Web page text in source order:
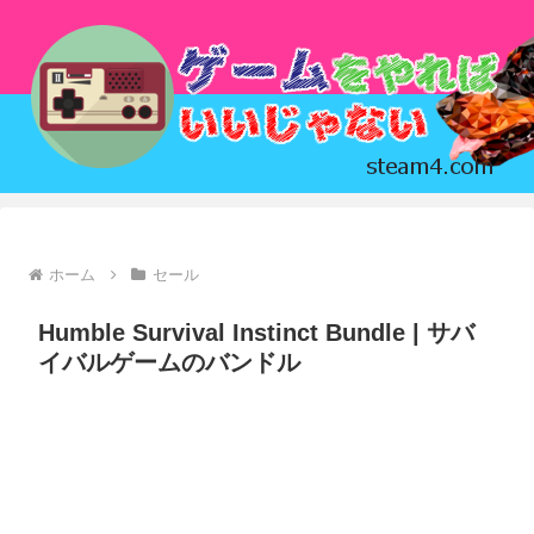
ホーム セール
Humble Survival Instinct Bundle | サバ
イバルゲームのバンドル